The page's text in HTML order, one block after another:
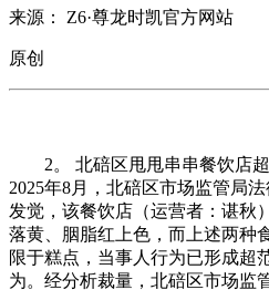
来源： Z6·尊龙时凯官方网站
原创
2。 北碚区甩甩串串餐饮店超
2025年8月，北碚区市场监管局
发觉，该餐饮店（运营者：谌秋
落黄、胭脂红上色，而上述两种
限于糕点，当事人行为已形成超
为。经分析裁量，北碚区市场监